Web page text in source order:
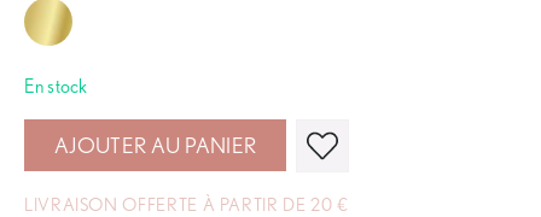
En stock
AJOUTER AU PANIER
LIVRAISON OFFERTE À PARTIR DE 20 €